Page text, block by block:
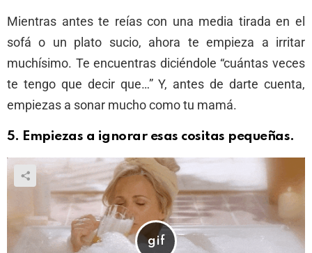
Mientras antes te reías con una media tirada en el
sofá o un plato sucio, ahora te empieza a irritar
muchísimo. Te encuentras diciéndole “cuántas veces
te tengo que decir que…” Y, antes de darte cuenta,
empiezas a sonar mucho como tu mamá.
5. Empiezas a ignorar esas cositas pequeñas.